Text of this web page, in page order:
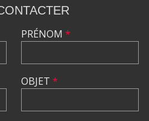
PRÉNOM *
OBJET *